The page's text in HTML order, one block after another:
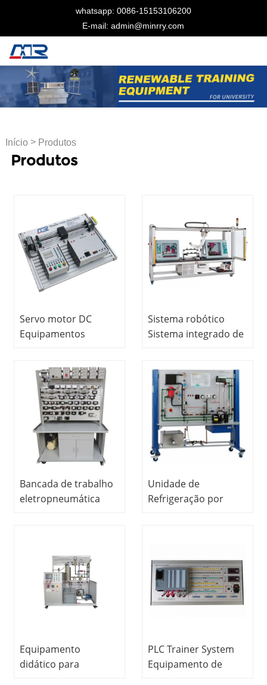
whatsapp: 0086-15153106200
E-mail: admin@minrry.com
Início> Produtos
Produtos
Servo motor DC
Equipamentos
Treinamento
Vocacional
Engenharia Elétrica
Equipamento de
Laboratório
Sistema robótico
Sistema integrado de
computador
Equipamento
educacional Sistema
modular de produtos
Bancada de trabalho
eletropneumática
treinamento
vocacional Bancada
de trabalho
pneumática
Unidade de
Refrigeração por
Equipamento de
Treinamento em
Refrigeração
Equipamento
didático para
PLC Trainer System
Equipamento de